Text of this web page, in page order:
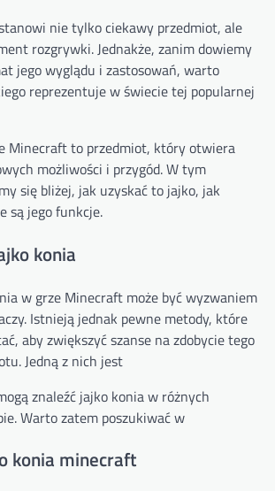
nie tylko ciekawy przedmiot, ale
rozgrywki. Jednakże, zanim dowiemy
jego wyglądu i zastosowań, warto
reprezentuje w świecie tej popularnej
Minecraft to przedmiot, który otwiera
możliwości i przygód. W tym
się bliżej, jak uzyskać to jajko, jak
są jego funkcje.
konia
w grze Minecraft może być wyzwaniem
Istnieją jednak pewne metody, które
aby zwiększyć szanse na zdobycie tego
Jedną z nich jest
znaleźć jajko konia w różnych
Warto zatem poszukiwać w
konia minecraft